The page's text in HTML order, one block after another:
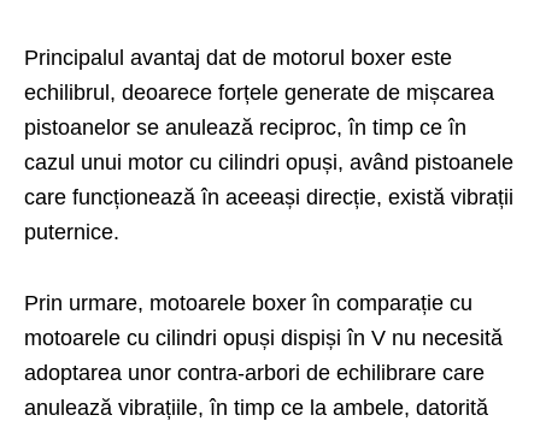
Principalul avantaj dat de motorul boxer este
echilibrul, deoarece forțele generate de mișcarea
pistoanelor se anulează reciproc, în timp ce în
cazul unui motor cu cilindri opuși, având pistoanele
care funcționează în aceeași direcție, există vibrații
puternice.
Prin urmare, motoarele boxer în comparație cu
motoarele cu cilindri opuși dispiși în V nu necesită
adoptarea unor contra-arbori de echilibrare care
anulează vibrațiile, în timp ce la ambele, datorită